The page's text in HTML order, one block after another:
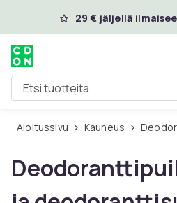
Ohita ja siirry
29 € jäljellä
Etsi tuotteita
Aloitussivu Kauneus